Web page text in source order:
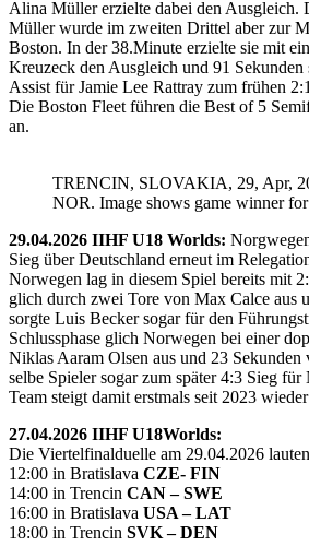
Alina Müller erzielte dabei den Ausgleich.
Müller wurde im zweiten Drittel aber zur
Boston. In der 38.Minute erzielte sie mit
Kreuzeck den Ausgleich und 91 Sekunden
Assist für Jamie Lee Rattray zum frühen
Die Boston Fleet führen die Best of 5
an.
TRENCIN, SLOVAKIA, 29, Apr,
NOR. Image shows game winner
29.04.2026 IIHF U18 Worlds:
Sieg über Deutschland erneut im
Norwegen lag in diesem Spiel bereits mit
glich durch zwei Tore von Max Calce aus
sorgte Luis Becker sogar für den
Schlussphase glich Norwegen bei einer
Niklas Aaram Olsen aus und 23 Sekunden
selbe Spieler sogar zum später 4:3 Sieg
Team steigt damit erstmals seit 2023
27.04.2026 IIHF U18Worlds:
Die Viertelfinalduelle am 29.04.2026
12:00 in Bratislava CZE- FIN
14:00 in Trencin CAN – SWE
16:00 in Bratislava USA – LAT
18:00 in Trencin SVK – DEN